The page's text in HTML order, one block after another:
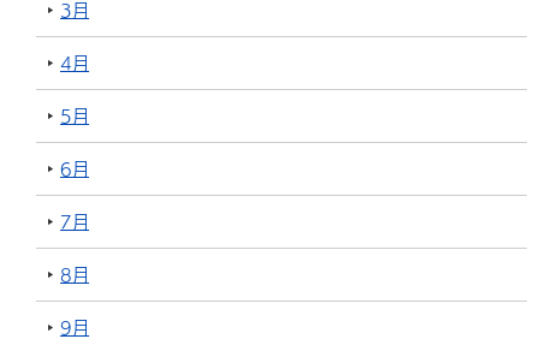
3月
4月
5月
6月
7月
8月
9月